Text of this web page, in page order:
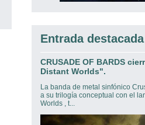
Entrada destacada
CRUSADE OF BARDS
Distant Worlds".
La banda de metal sinfónico
a su trilogía conceptual con el
Worlds , t...